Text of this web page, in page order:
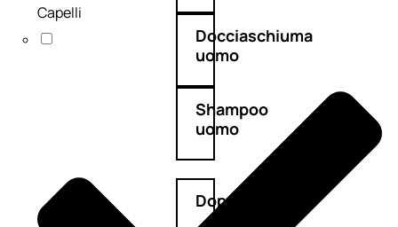
Docciaschiuma
uomo
Shampoo
uomo
Dopobarba
Capelli